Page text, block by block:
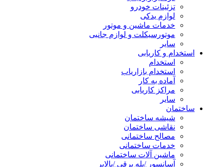
تزئینات خودرو
لوازم یدکی
خدمات ماشین و موتور
موتورسیکلت و لوازم جانبی
سایر
استخدام و کاریابی
استخدام
استخدام بازاریاب
آماده به کار
مراکز کاریابی
سایر
ساختمان
شیشه ساختمان
نقاشی ساختمان
مصالح ساختمانی
خدمات ساختمانی
ماشین آلات ساختمانی
آسانسور /پله برقی /بالابر